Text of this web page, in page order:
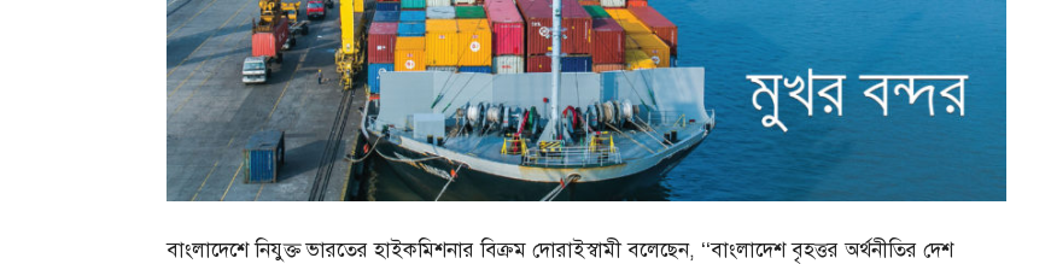
বাংলাদেশে নিযুক্ত ভারতের হাইকমিশনার বিক্রম দোরাইস্বামী বলেছেন, ‘‘বাংলাদেশ বৃহত্তর অর্থনীতির দেশ